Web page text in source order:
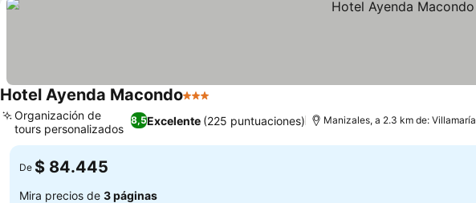
Hotel Ayenda Macondo3 Estrellas
8,5Excelente (225 puntuaciones)
Organización de
tours personalizados
Manizales, a 2.3 km de: Villamaría
De $ 84.445
Mira precios de 3 páginas